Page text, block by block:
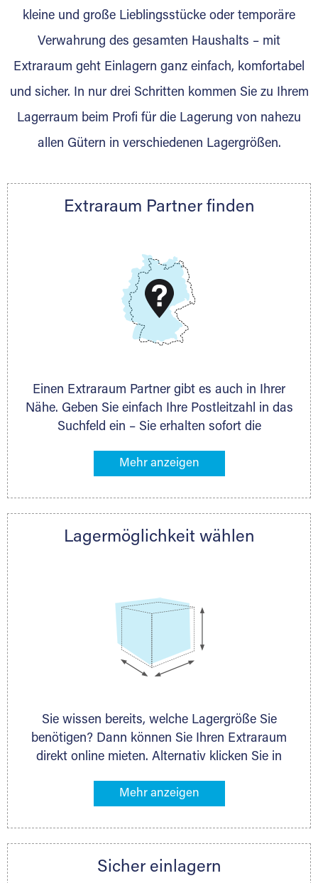
Ihre Vorteile als Extraraum Partner:
Marktgerechte Preise
Digitale Buchungsplattform
Gewinnung von Neukunden
Nachricht.
Telefon:+49 6145 5442 - 404
DMG Aktiengesellschaft
www.dmg-ag.com
kleine und große Lieblingsstücke oder temporäre
Verwahrung des gesamten Haushalts – mit
Extraraum geht Einlagern ganz einfach, komfortabel
und sicher. In nur drei Schritten kommen Sie zu Ihrem
Lagerraum beim Profi für die Lagerung von nahezu
allen Gütern in verschiedenen Lagergrößen.
Extraraum Partner finden
Einen Extraraum Partner gibt es auch in Ihrer
Nähe. Geben Sie einfach Ihre Postleitzahl in das
Suchfeld ein – Sie erhalten sofort die
Lagermöglichkeiten in Ihrer Nähe. An zahlreichen
direkt online mieten. Gibt es Extraraum noch
nächstgelegenen Partner und besprechen alles
Lagermöglichkeit wählen
Sie wissen bereits, welche Lagergröße Sie
benötigen? Dann können Sie Ihren Extraraum
direkt online mieten. Alternativ klicken Sie in
Gegenstände an, die Sie einlagern möchten –
ermittelt. Natürlich steht Ihnen Ihr Extraraum
persönlich hinsichtlich Lagervolumen und zu
Sicher einlagern